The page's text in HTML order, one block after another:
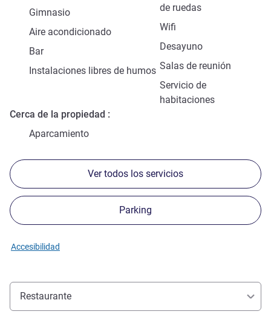
de ruedas
Gimnasio
Wifi
Aire acondicionado
Desayuno
Bar
Salas de reunión
Instalaciones libres de humos
Servicio de
habitaciones
Cerca de la propiedad
Aparcamiento
Ver todos los servicios
Parking
Accesibilidad
Restaurante